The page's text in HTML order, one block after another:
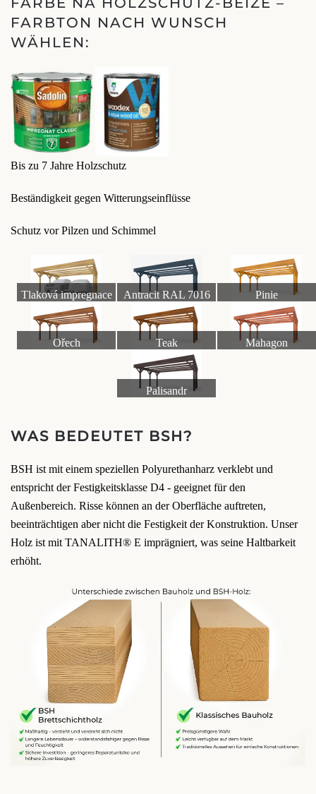
FARBTON NACH WUNSCH
WÄHLEN:
Bis zu 7 Jahre Holzschutz
Beständigkeit gegen Witterungseinflüsse
Schutz vor Pilzen und Schimmel
Tlaková impregnace Antracit RAL 7016 Pinie
Ořech Teak Mahagon
Palisandr
WAS BEDEUTET BSH?
BSH ist mit einem speziellen Polyurethanharz verklebt und
entspricht der Festigkeitsklasse D4 - geeignet für den
Außenbereich. Risse können an der Oberfläche auftreten,
beeinträchtigen aber nicht die Festigkeit der Konstruktion. Unser
Holz ist mit TANALITH® E imprägniert, was seine Haltbarkeit
erhöht.